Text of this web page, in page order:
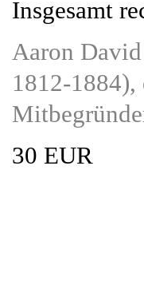
Insgesamt
Aaron
1812-
30 EUR